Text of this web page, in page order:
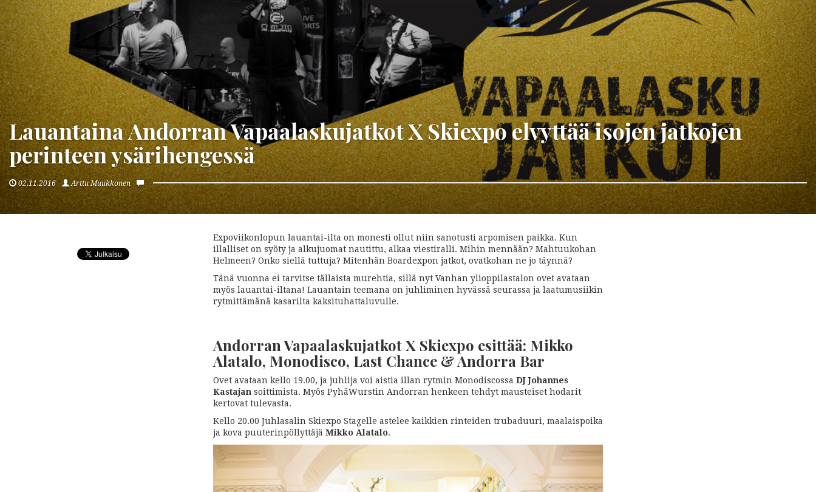
Lauantaina Andorran Vapaalaskujatkot X Skiexpo elvyttää isojen jatkojen
perinteen ysärihengessä
02.11.2016 Arttu Muukkonen
Expoviikonlopun lauantai-ilta on monesti ollut niin sanotusti arpomisen paikka. Kun
illalliset on syöty ja alkujuomat nautittu, alkaa viestiralli. Mihin mennään? Mahtuukohan
Helmeen? Onko siellä tuttuja? Mitenhän Boardexpon jatkot, ovatkohan ne jo täynnä?
Tänä vuonna ei tarvitse tällaista murehtia, sillä nyt Vanhan ylioppilastalon ovet avataan
myös lauantai-iltana! Lauantain teemana on juhliminen hyvässä seurassa ja laatumusiikin
rytmittämänä kasarilta kaksituhattaluvulle.
Andorran Vapaalaskujatkot X Skiexpo esittää: Mikko
Alatalo, Monodisco, Last Chance & Andorra Bar
Ovet avataan kello 19.00, ja juhlija voi aistia illan rytmin Monodiscossa DJ Johannes
Kastajan soittimista. Myös PyhäWurstin Andorran henkeen tehdyt mausteiset hodarit
kertovat tulevasta.
Kello 20.00 Juhlasalin Skiexpo Stagelle astelee kaikkien rinteiden trubaduuri, maalaispoika
ja kova puuterinpöllyttäjä Mikko Alatalo.